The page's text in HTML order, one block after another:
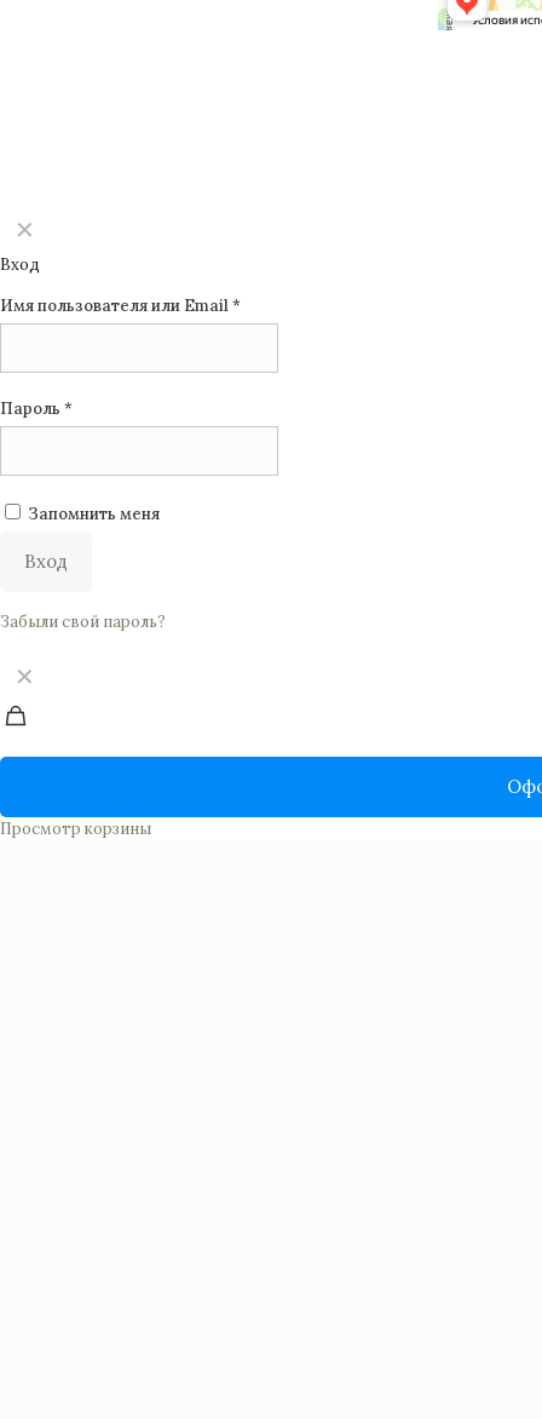
✕
Вход
Имя пользователя или Email*
Пароль *
Запомнить меня
Вход
Забыли свой пароль?
✕
Просмотр корзины